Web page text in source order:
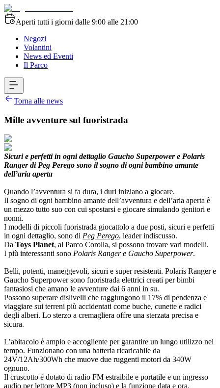
Aperti tutti i giorni dalle 9:00 alle 21:00
Negozi
Volantini
News ed Eventi
Il Parco
Torna alle news
Mille avventure sul fuoristrada
Sicuri e perfetti in ogni dettaglio Gaucho Superpower e Polaris
Ranger di Peg Perego sono il sogno di ogni bambino amante
dell’aria aperta
Quando l’avventura si fa dura, i duri iniziano a giocare.
Il sogno di ogni bambino amante dell’avventura e dell’aria aperta è
un mezzo tutto suo con cui spostarsi e giocare simulando genitori e
nonni.
I modelli di piccoli fuoristrada giocattolo a due posti, sicuri e perfetti
in ogni dettaglio, sono di Peg Perego, leader indiscusso.
Da Toys Planet, al Parco Corolla, si possono trovare vari modelli.
I più interessanti sono Polaris Ranger e Gaucho Superpower.
Belli, potenti, maneggevoli, sicuri e super resistenti. Polaris Ranger e
Gaucho Superpower sono fuoristrada elettrici creati per bimbi
fantasiosi che amano le avventure dai 6 anni in su.
Possono superare dislivelli che raggiungono il 17% di pendenza e
viaggiare sui terreni più accidentati come buche, cunette e radici
degli alberi. Lo sterzo a cremagliera offre una sterzata precisa e
sicura.
L’abitacolo è ampio e accogliente per garantire un lungo utilizzo nel
tempo. Funzionano con una batteria ricaricabile da
24V/12Ah/300Wh che muove due ruggenti motori da 340W
ognuno.
Il cruscotto è dotato di radio FM estraibile e portatile e un ingresso
audio per lettore MP3 (non incluso) e la funzione data e ora.